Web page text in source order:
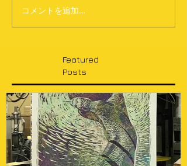
コメントを追加…
Featured
Posts